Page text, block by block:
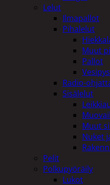
Lelut
Ilmapallot
Pihalelut
Muut
Pallot
Radio-
Sisälelut
Muut
Nuket
Pelit
Polkupyöräily
Lukot